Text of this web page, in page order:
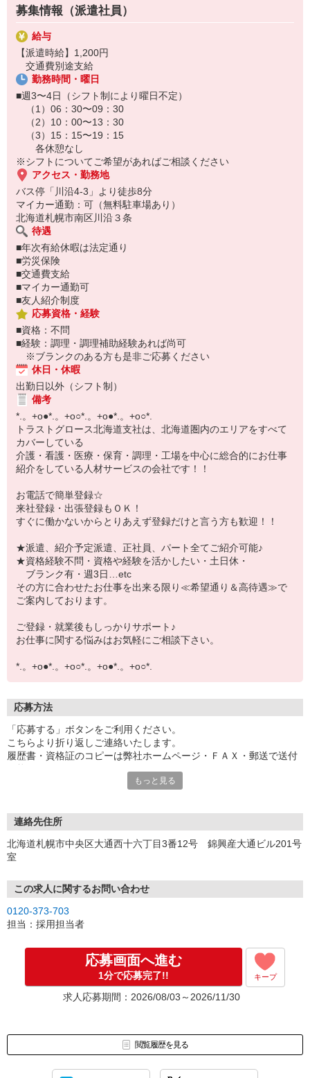
↓
弊社担当との面談＋企業との面談
↓
双方合意の元就業開始♪
※万が一スタッフ様の条件と企業の希望がマッチングしなかった
場合でも、別のお仕事探しを速やかに行います！
※食数：11食程度
※就業前に検便・健診あり
※幅広い年代の方が活躍中
―――――――――――――――――――――――
【採用までの流れ】
応募後は、電話で応募者様の情報や希望条件などをヒアリング！
その後、履歴書を回収します（WebまたはFAX）。
企業との面談から採用までは数日お時間いただきます。
※履歴書はHPより簡単に作成できます！
⇒ https://www.trust-growth.co.jp/resume/
―――――――――――――――――――――――
※お仕事No.H-5212
ご応募時に上記No.をお知らせ下さい♪
募集情報（派遣社員）
給与
【派遣時給】1,200円
交通費別途支給
勤務時間・曜日
■週3〜4日（シフト制により曜日不定）
（1）06：30〜09：30
（2）10：00〜13：30
（3）15：15〜19：15
各休憩なし
※シフトについてご希望があればご相談ください
アクセス・勤務地
バス停「川沿4-3」より徒歩8分
マイカー通勤：可（無料駐車場あり）
北海道札幌市南区川沿３条
待遇
■年次有給休暇は法定通り
■労災保険
■交通費支給
■マイカー通勤可
■友人紹介制度
応募資格・経験
■資格：不問
■経験：調理・調理補助経験あれば尚可
※ブランクのある方も是非ご応募ください
休日・休暇
出勤日以外（シフト制）
備考
*.。+o●*.。+o○*.。+o●*.。+o○*.
トラストグロース北海道支社は、北海道圏内のエリアをすべて
カバーしている
介護・看護・医療・保育・調理・工場を中心に総合的にお仕事
紹介をしている人材サービスの会社です！！
お電話で簡単登録☆
来社登録・出張登録もＯＫ！
すぐに働かないからとりあえず登録だけと言う方も歓迎！！
★派遣、紹介予定派遣、正社員、パート全てご紹介可能♪
★資格経験不問・資格や経験を活かしたい・土日休・
ブランク有・週3日…etc
その方に合わせたお仕事を出来る限り≪希望通り＆高待遇≫で
ご案内しております。
ご登録・就業後もしっかりサポート♪
お仕事に関する悩みはお気軽にご相談下さい。
*.。+o●*.。+o○*.。+o●*.。+o○*.
応募方法
「応募する」ボタンをご利用ください。
こちらより折り返しご連絡いたします。
履歴書・資格証のコピーは弊社ホームページ・ＦＡＸ・郵送で送付
もっと見る
連絡先住所
北海道札幌市中央区大通西十六丁目3番12号 錦興産大通ビル201号
室
この求人に関するお問い合わせ
0120-373-703
担当：採用担当者
応募画面へ進む
1分で応募完了!! キープ
求人応募期間：2026/08/03～2026/11/30
閲覧履歴を見る